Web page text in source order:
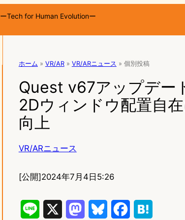
ーTech for Human Evolutionー
ホーム » VR/AR » VR/ARニュース » 個別投稿
Quest v67アップデー
2Dウィンドウ配置自
向上
VR/ARニュース
[公開]2024年7月4日5:26